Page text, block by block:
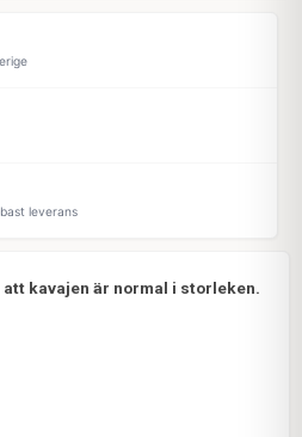
leverans
kavajen är normal i storleken.